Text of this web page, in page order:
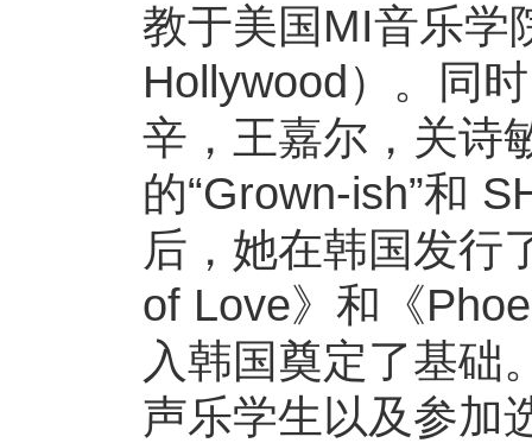
教于美国MI音乐学
Hollywood）。同
辛，王嘉尔，关诗
的“Grown-ish”和
后，她在韩国发行
of Love》和《
入韩国奠定了基础
声乐学生以及参加